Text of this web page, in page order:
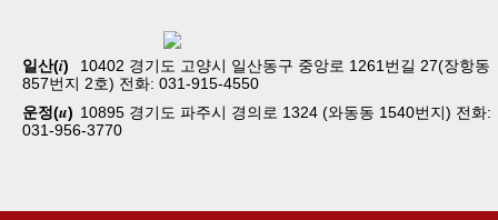
일산(i)
10402 경기도 고양시 일산동구 중앙로 1261번길 27(장항동
857번지 2호) 전화: 031-915-4550
운정(u) 10895 경기도 파주시 경의로 1324 (와동동 1540번지) 전화:
031-956-3770
교육/양육
공동체
벧엘스토리